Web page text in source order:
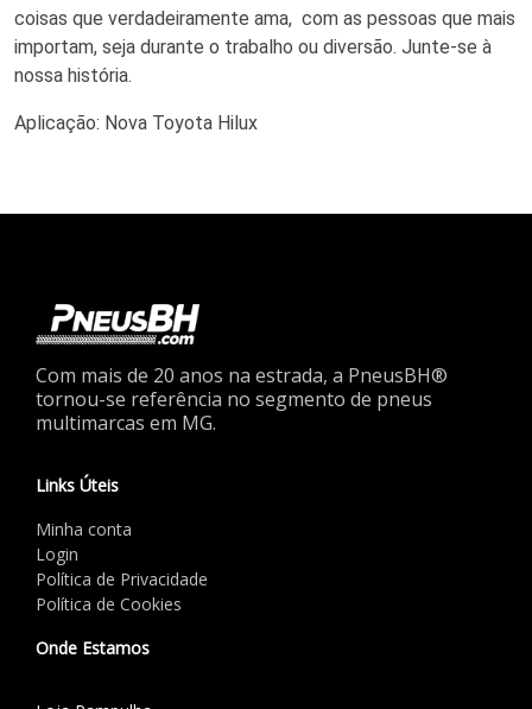
coisas que verdadeiramente ama, com as pessoas que mais
importam, seja durante o trabalho ou diversão. Junte-se à
nossa história.
Aplicação: Nova Toyota Hilux
Com mais de 20 anos na estrada, a PneusBH®
tornou-se referência no segmento de pneus
multimarcas em MG.
Links Úteis
Minha conta
Login
Política de Privacidade
Política de Cookies
Onde Estamos